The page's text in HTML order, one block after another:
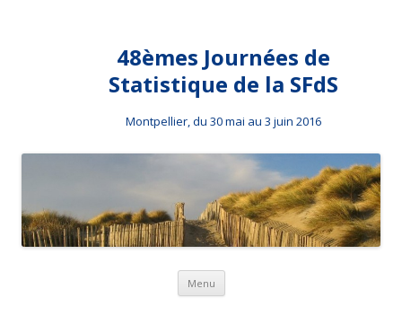
48èmes Journées de
Statistique de la SFdS
Montpellier, du 30 mai au 3 juin 2016
Menu Aller au contenu principal